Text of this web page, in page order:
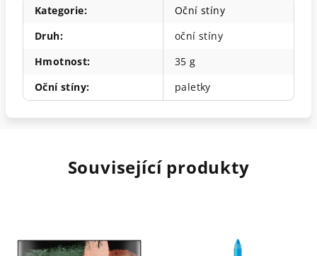
Kategorie:
Oční stíny
Druh:
oční stíny
Hmotnost:
35 g
Oční stíny: paletky
Související produkty